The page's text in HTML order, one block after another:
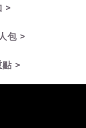
>
包 >
點 >